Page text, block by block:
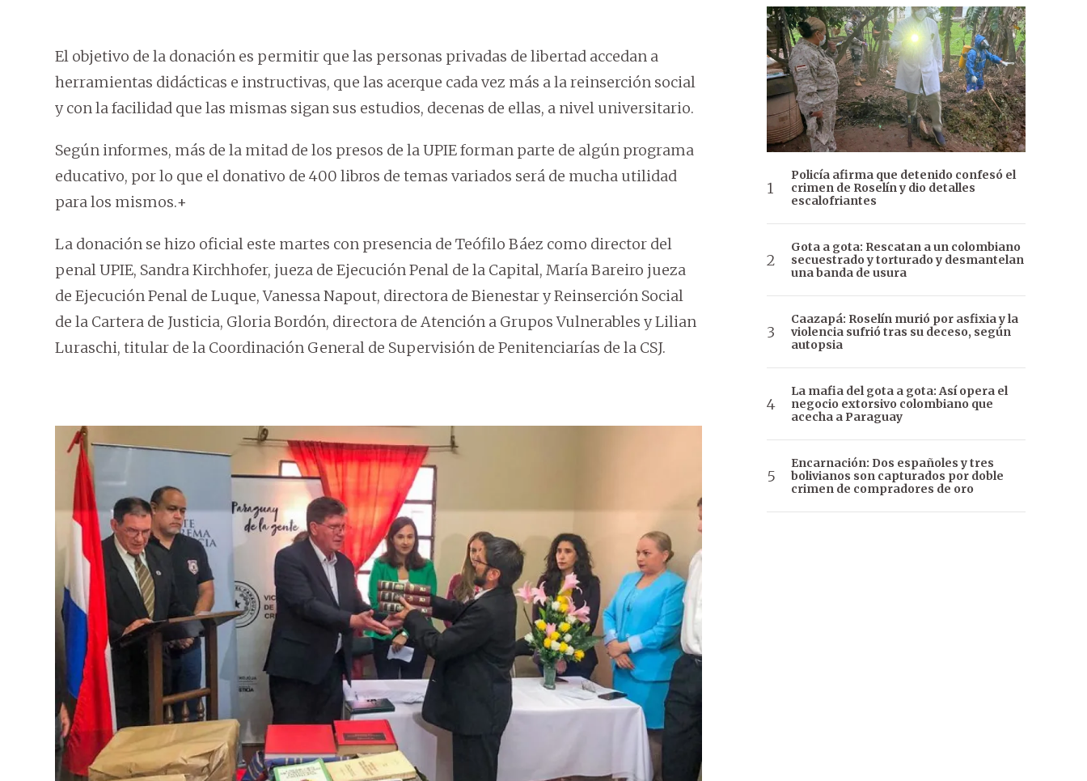
El objetivo de la donación es permitir que las personas privadas de libertad accedan a
herramientas didácticas e instructivas, que las acerque cada vez más a la reinserción social
y con la facilidad que las mismas sigan sus estudios, decenas de ellas, a nivel universitario.
Según informes, más de la mitad de los presos de la UPIE forman parte de algún programa
educativo, por lo que el donativo de 400 libros de temas variados será de mucha utilidad
para los mismos.+
La donación se hizo oficial este martes con presencia de Teófilo Báez como director del
penal UPIE, Sandra Kirchhofer, jueza de Ejecución Penal de la Capital, María Bareiro jueza
de Ejecución Penal de Luque, Vanessa Napout, directora de Bienestar y Reinserción Social
de la Cartera de Justicia, Gloria Bordón, directora de Atención a Grupos Vulnerables y Lilian
Luraschi, titular de la Coordinación General de Supervisión de Penitenciarías de la CSJ.
Policía afirma que detenido confesó el
crimen de Roselín y dio detalles
escalofriantes
Gota a gota: Rescatan a un colombiano
secuestrado y torturado y desmantelan
una banda de usura
Caazapá: Roselín murió por asfixia y la
violencia sufrió tras su deceso, según
autopsia
La mafia del gota a gota: Así opera el
negocio extorsivo colombiano que
acecha a Paraguay
Encarnación: Dos españoles y tres
bolivianos son capturados por doble
crimen de compradores de oro